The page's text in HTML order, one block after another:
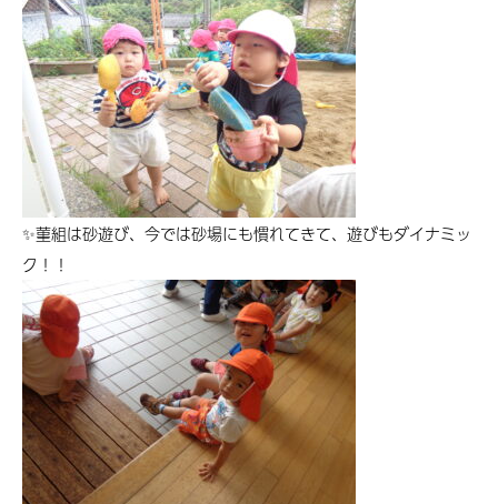
✨菫組は砂遊び、今では砂場にも慣れてきて、遊びもダイナミッ
ク！！